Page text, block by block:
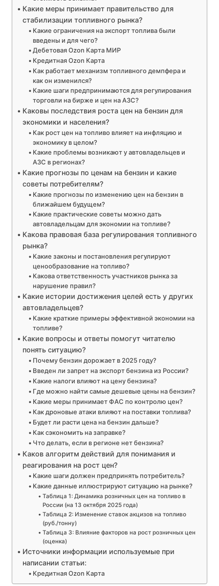
Какие меры принимает правительство для
стабилизации топливного рынка?
Какие ограничения на экспорт топлива были
введены и для чего?
Дебетовая Ozon Карта МИР
Кредитная Ozon Карта
Как работает механизм топливного демпфера и
как он изменился?
Какие шаги предпринимаются для регулирования
торговли на бирже и цен на АЗС?
Каковы последствия роста цен на бензин для
экономики и населения?
Как рост цен на топливо влияет на инфляцию и
экономику в целом?
Какие проблемы возникают у автовладельцев и
АЗС в регионах?
Какие прогнозы по ценам на бензин и какие
советы потребителям?
Какие прогнозы по изменению цен на бензин в
ближайшем будущем?
Какие практические советы можно дать
автовладельцам для экономии на топливе?
Какова правовая база регулирования топливного
рынка?
Какие законы и постановления регулируют
ценообразование на топливо?
Какова ответственность участников рынка за
нарушение правил?
Какие истории достижения целей есть у других
автовладельцев?
Какие краткие примеры эффективной экономии на
топливе?
Какие вопросы и ответы помогут читателю
понять ситуацию?
Почему бензин дорожает в 2025 году?
Введен ли запрет на экспорт бензина из России?
Какие налоги влияют на цену бензина?
Где можно найти самые дешевые цены на бензин?
Какие меры принимает ФАС по контролю цен?
Как дроновые атаки влияют на поставки топлива?
Будет ли расти цена на бензин дальше?
Как сэкономить на заправке?
Что делать, если в регионе нет бензина?
Каков алгоритм действий для понимания и
реагирования на рост цен?
Какие шаги должен предпринять потребитель?
Какие данные иллюстрируют ситуацию на рынке?
Таблица 1: Динамика розничных цен на топливо в
России (на 13 октября 2025 года)
Таблица 2: Изменение ставок акцизов на топливо
(руб./тонну)
Таблица 3: Влияние факторов на рост розничных цен
(оценка)
Источники информации используемые при
написании статьи:
Кредитная Ozon Карта